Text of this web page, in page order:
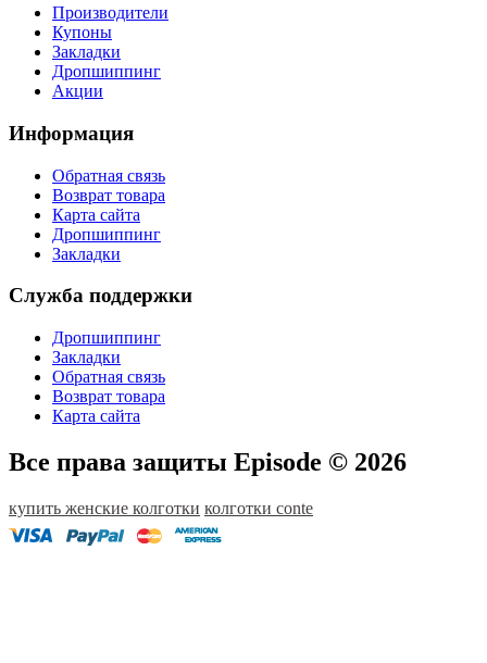
Производители
Купоны
Закладки
Дропшиппинг
Акции
Информация
Обратная связь
Возврат товара
Карта сайта
Дропшиппинг
Закладки
Служба поддержки
Дропшиппинг
Закладки
Обратная связь
Возврат товара
Карта сайта
Все права защиты Episode © 2026
купить женские колготки колготки conte